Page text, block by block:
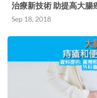
治療新技術 助提高大腸
Sep 18, 2018